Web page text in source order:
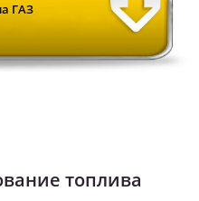
ГАЗ
топлива